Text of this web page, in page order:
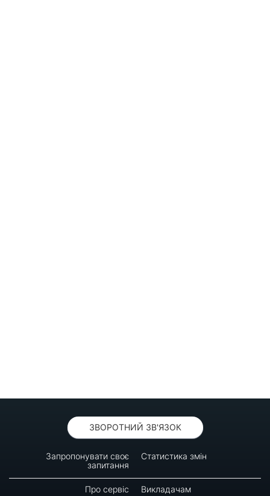
ЗВОРОТНИЙ ЗВ'ЯЗОК
Запропонувати своє
запитання
Статистика змін
Про сервіс Викладачам